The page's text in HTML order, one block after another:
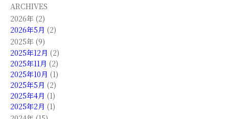
ARCHIVES
2026年 (2)
2026年5月 (2)
2025年 (9)
2025年12月 (2)
2025年11月 (2)
2025年10月 (1)
2025年5月 (2)
2025年4月 (1)
2025年2月 (1)